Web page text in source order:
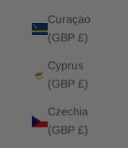
Curaçao
(GBP £)
Cyprus
(GBP £)
Czechia
(GBP £)